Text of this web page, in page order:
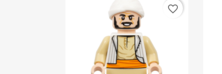
favorite_border